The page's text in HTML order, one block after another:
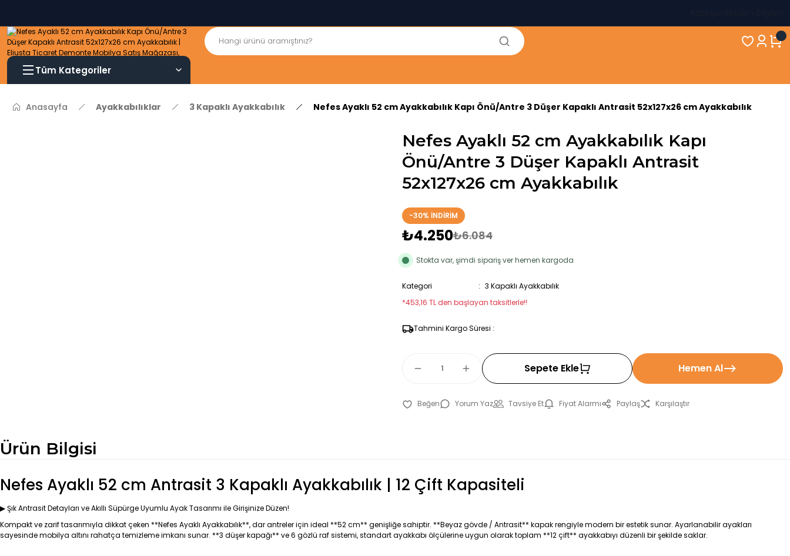
5'er cm Aralıklarla 35 cm'den 100 cm'e kadar Genişliğe Sahip
% 100 Mdf Tekerlekli Masa ile Uzun Ömürlü ve Kolay Kullanım
Kaliteli hizmet, güvenli alışveriş ve satış sonrası destek
Tüm Kategoriler
Anasayfa Ayakkabılıklar 3 Kapaklı Ayakkabılık Nefes Ayaklı 52 cm Ayakkabılık Kapı Önü/Antre 3 Düşer Kapaklı Antrasit 52x127x26 cm Ayakkabılık
Nefes Ayaklı 52 cm Ayakkabılık Kapı
Önü/Antre 3 Düşer Kapaklı Antrasit
52x127x26 cm Ayakkabılık
-30% İNDİRİM
₺4.250₺6.084
Stokta var, şimdi sipariş ver hemen kargoda
Kategori
3 Kapaklı Ayakkabılık
*453,16 TL den başlayan taksitlerle!!
Tahmini Kargo Süresi :
Sepete Ekle Hemen Al
Yorum Yaz Tavsiye Et Fiyat Alarmı Paylaş Karşılaştır
Ürün Bilgisi
Nefes Ayaklı 52 cm Antrasit 3 Kapaklı Ayakkabılık | 12 Çift Kapasiteli
▶ Şık Antrasit Detayları ve Akıllı Süpürge Uyumlu Ayak Tasarımı ile Girişinize Düzen!
Kompakt ve zarif tasarımıyla dikkat çeken **Nefes Ayaklı Ayakkabılık**, dar antreler için ideal **52 cm** genişliğe sahiptir. **Beyaz gövde / Antrasit** kapak rengiyle modern bir estetik sunar. Ayarlanabilir ayakları
sayesinde mobilya altını rahatça temizleme imkanı sunar. **3 düşer kapağı** ve 6 gözlü raf sistemi, standart ayakkabı ölçülerine uygun olarak toplam **12 çift** ayakkabıyı düzenli bir şekilde saklar.